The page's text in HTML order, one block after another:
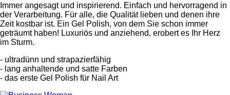
Immer angesagt und inspirierend. Einfach und hervorragend in
der Verarbeitung. Für alle, die Qualität lieben und denen ihre
Zeit kostbar ist. Ein Gel Polish, von dem Sie schon immer
geträumt haben! Luxuriös und anziehend, erobert es Ihr Herz
im Sturm.
- ultradünn und strapazierfähig
- lang anhaltende und satte Farben
- das erste Gel Polish für Nail Art